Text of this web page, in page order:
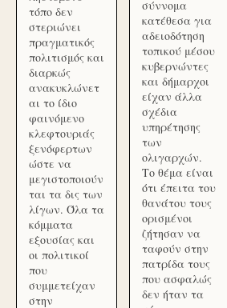
τόπο δεν
στεριώνει
πραγματικός
πολιτισμός και
διαρκώς
ανακυκλώνετ
αι το ίδιο
φαινόμενο
κλεφτουριάς
ξενόφερτων
ώστε να
μεγιστοποιούν
ται τα δις των
λίγων. Όλα τα
κόμματα
εξουσίας και
οι πολιτικοί
που
συμμετείχαν
στην
σύννομα
κατέθεσα για
αδειοδότηση
τοπικού μέσου
κυβερνώντες
και δήμαρχοι
είχαν άλλα
σχέδια
υπηρέτησης
των
ολιγαρχών.
Το θέμα είναι
ότι έπειτα του
θανάτου τους
ορισμένοι
ζήτησαν να
ταφούν στην
πατρίδα τους
που ασφαλώς
δεν ήταν τα